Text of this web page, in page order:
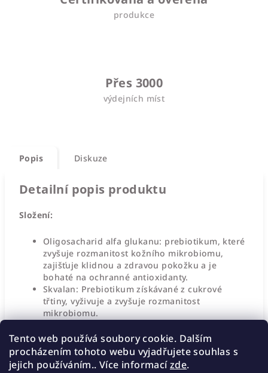
Tento web používá soubory cookie. Dalším
procházením tohoto webu vyjadřujete souhlas s
jejich používáním.. Více informacízde.
produkce
Přes 3000
výdejních míst
Popis Diskuze
Detailní popis produktu
Složení:
Oligosacharid alfa glukanu: prebiotikum, které
zvyšuje rozmanitost kožního mikrobiomu,
zajišťuje klidnou a zdravou pokožku a je
bohaté na ochranné antioxidanty.
Skvalan: Prebiotikum získávané z cukrové
třtiny, vyživuje a zvyšuje rozmanitost
mikrobiomu.
zjemňuje pokožku.
Olivový olej: Bohatý na mastné kyseliny, vitamin
E a K pro zlepšení pružnosti pokožky.